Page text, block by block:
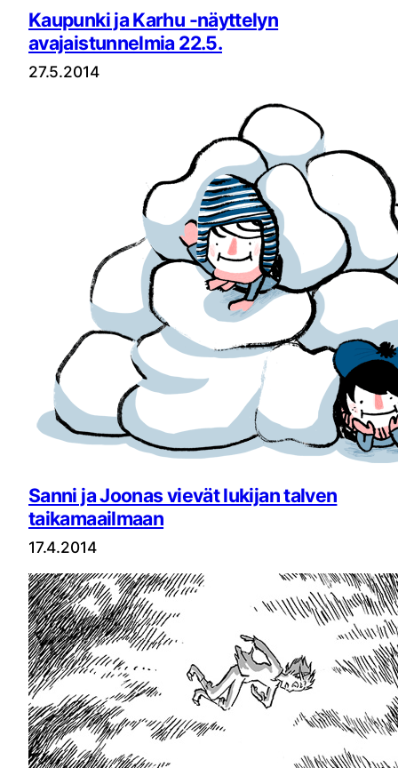
Kaupunki ja Karhu -näyttelyn
avajaistunnelmia 22.5.
27.5.2014
Sanni ja Joonas vievät lukijan talven
taikamaailmaan
17.4.2014